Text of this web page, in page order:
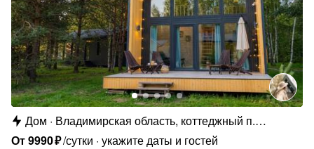
Дом
Владимирская область, коттеджный п.
Сосновые Озёра
От9990₽/сутки укажите даты и гостей